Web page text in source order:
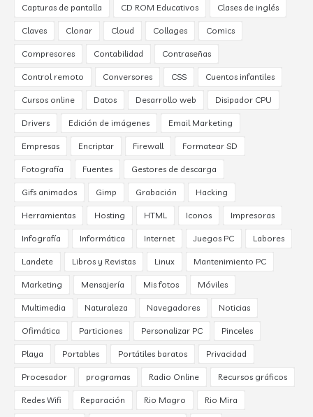
Capturas de pantalla CD ROM Educativos Clases de inglés
Claves Clonar Cloud Collages Comics
Compresores Contabilidad Contraseñas
Control remoto Conversores CSS Cuentos infantiles
Cursos online Datos Desarrollo web Disipador CPU
Drivers Edición de imágenes Email Marketing
Empresas Encriptar Firewall Formatear SD
Fotografía Fuentes Gestores de descarga
Gifs animados Gimp Grabación Hacking
Herramientas Hosting HTML Iconos Impresoras
Infografía Informática Internet Juegos PC Labores
Landete Libros y Revistas Linux Mantenimiento PC
Marketing Mensajería Mis fotos Móviles
Multimedia Naturaleza Navegadores Noticias
Ofimática Particiones Personalizar PC Pinceles
Playa Portables Portátiles baratos Privacidad
Procesador programas Radio Online Recursos gráficos
Redes Wifi Reparación Rio Magro Rio Mira